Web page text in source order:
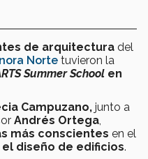
de arquitectura del
Norte tuvieron la
Summer School en
Campuzano, junto a
Andrés Ortega
más conscientes en el
diseño de edificios.